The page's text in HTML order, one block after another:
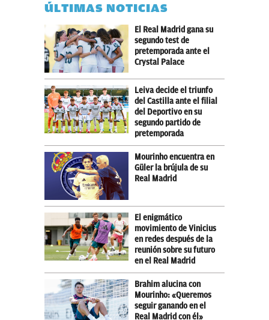
ÚLTIMAS NOTICIAS
El Real Madrid gana su
segundo test de
pretemporada ante el
Crystal Palace
Leiva decide el triunfo
del Castilla ante el filial
del Deportivo en su
segundo partido de
pretemporada
Mourinho encuentra en
Güler la brújula de su
Real Madrid
El enigmático
movimiento de Vinicius
en redes después de la
reunión sobre su futuro
en el Real Madrid
Brahim alucina con
Mourinho: «Queremos
seguir ganando en el
Real Madrid con él»